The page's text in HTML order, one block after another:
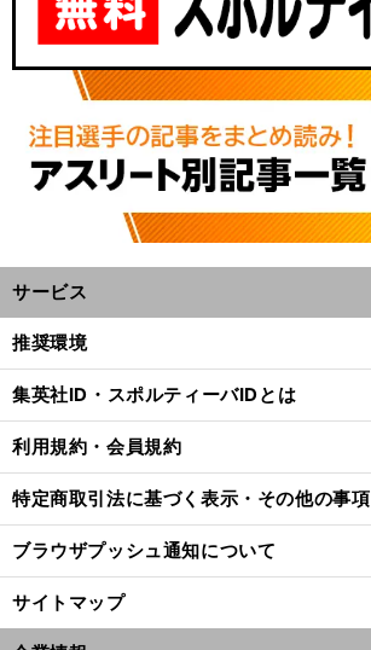
・
】
・
サービス
推奨環境
集英社ID・スポルティーバIDとは
利用規約・会員規約
特定商取引法に基づく表示・その他の事項
ブラウザプッシュ通知について
サイトマップ